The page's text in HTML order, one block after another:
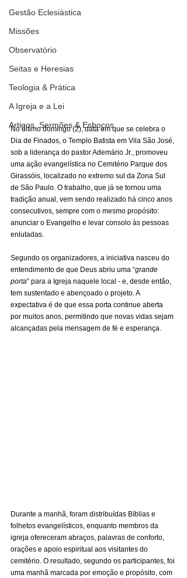
Gestão Eclesiástica
Missões
Observatório
Seitas e Heresias
Teologia & Prática
A Igreja e a Lei
Artigos, Sermões & Esboços
No último domingo (2), data em que se celebra o
Dia de Finados, o Templo Batista em Vila São José,
sob a liderança do pastor Ademário Jr., promoveu
uma ação evangelística no Cemitério Parque dos
Girassóis, localizado no extremo sul da Zona Sul
de São Paulo. O trabalho, que já se tornou uma
tradição anual, vem sendo realizado há cinco anos
consecutivos, sempre com o mesmo propósito:
anunciar o Evangelho e levar consolo às pessoas
enlutadas.
Segundo os organizadores, a iniciativa nasceu do
entendimento de que Deus abriu uma “grande
porta” para a Igreja naquele local - e, desde então,
tem sustentado e abençoado o projeto. A
expectativa é de que essa porta continue aberta
por muitos anos, permitindo que novas vidas sejam
alcançadas pela mensagem de fé e esperança.
Durante a manhã, foram distribuídas Bíblias e
folhetos evangelísticos, enquanto membros da
igreja ofereceram abraços, palavras de conforto,
orações e apoio espiritual aos visitantes do
cemitério. O resultado, segundo os participantes, foi
uma manhã marcada por emoção e propósito, com